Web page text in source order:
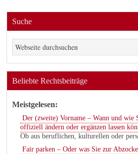
Suche
Beliebte Rechtsbeiträge
Meistgelesen:
Der (zweite) Vorname – Wann und wie
offiziell ändern oder ergänzen lassen
Ob aus beruflichen, kulturellen oder
Fair parken – Oder was Sie zur